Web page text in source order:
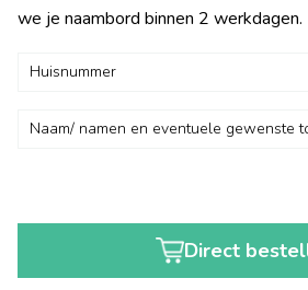
we je naambord binnen 2 werkdagen.
Direct